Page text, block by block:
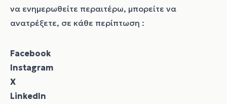
να ενημερωθείτε περαιτέρω, μπορείτε να
ανατρέξετε, σε κάθε περίπτωση :
Facebook
Instagram
Χ
LinkedIn